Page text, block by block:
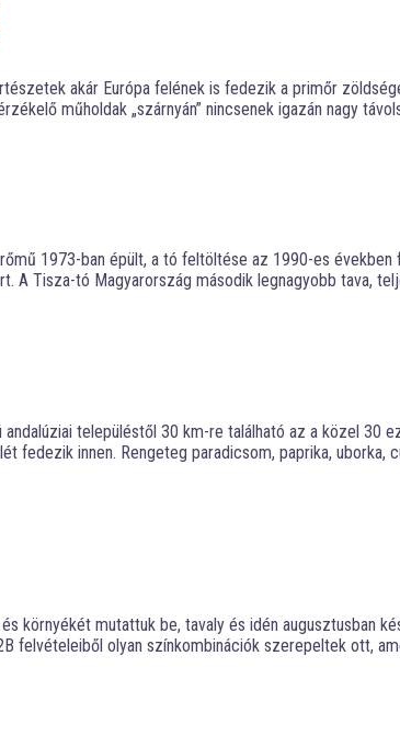
akár Európa felének is fedezik a primőr
műholdak „szárnyán” nincsenek igazán nagy
1973-ban épült, a tó feltöltése az 1990-es
Tisza-tó Magyarország második legnagyobb tava,
településtől 30 km-re található az a közel 30
innen. Rengeteg paradicsom, paprika, uborka,
környékét mutattuk be, tavaly és idén augusztusban
felvételeiből olyan színkombinációk szerepeltek ott,